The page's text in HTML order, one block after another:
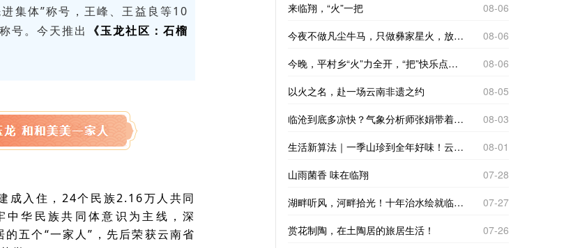
集体”称号，王峰、王益良等10
号。今天推出 《玉龙社区 ：石榴
成入住，24个民族2.16万人共同
华民族共同体意识为主线，深
五个“一家人”，先后荣获云南省
来临翔，“火”一把
08-06
今夜不做凡尘牛马，只做彝家星火，放下日常忙碌，围着篝火尽情起舞，以漫天火光，热烈欢度民族佳节。
08-06
今晚，平村乡“火”力全开，“把”快乐点燃！
08-06
以火之名，赴一场云南非遗之约
08-05
临沧到底多凉快？气象分析师张娟带着仪器来实测
08-03
生活新算法｜一季山珍到全年好味！云南临沧“树koko”里的致富经
08-01
山雨菌香 味在临翔
07-28
湖畔听风，河畔拾光！十年治水绘就临翔“家门口的诗与远方”
07-27
赏花制陶，在土陶居的旅居生活！
07-26